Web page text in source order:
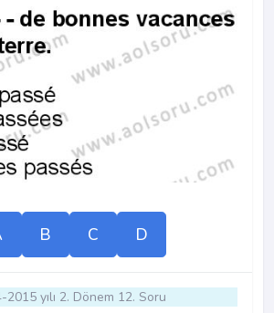
B C D
2015 yılı 2. Dönem 12. Soru